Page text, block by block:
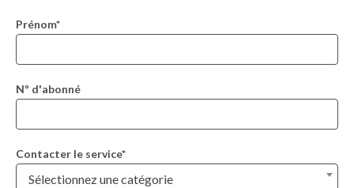
Prénom*
Nº d'abonné
Contacter le service*
Sélectionnez une catégorie